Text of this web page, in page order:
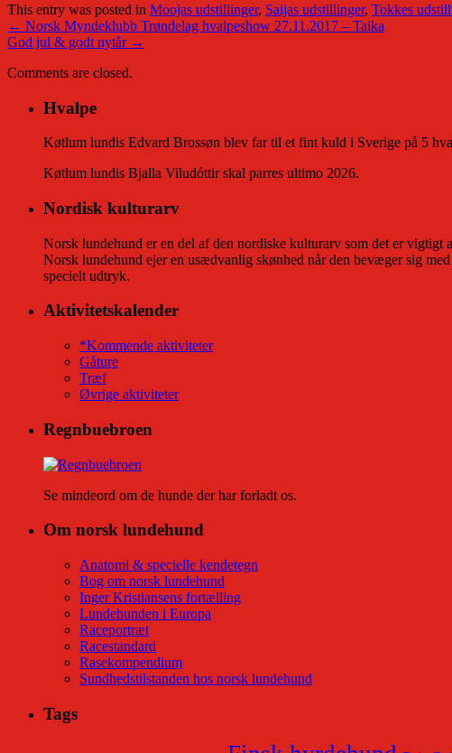
This entry was posted in Moojas udstillinger, Saijas udstillinger, Tokkes
← Norsk Myndeklubb Trøndelag hvalpeshow 27.11.2017 – Taika
God jul & godt nytår →
Comments are closed.
Hvalpe
Køtlum lundis Edvard Brossøn blev far til et fint kuld i Sverige på 5
Køtlum lundis Bjalla Viludóttir skal parres ultimo 2026.
Nordisk kulturarv
Norsk lundehund er en del af den nordiske kulturarv som det er vigtigt
Norsk lundehund ejer en usædvanlig skønhed når den bevæger sig
specielt udtryk.
Aktivitetskalender
*Kommende aktiviteter
Gåture
Træf
Øvrige aktiviteter
Regnbuebroen
Se mindeord om de hunde der har forladt os.
Om norsk lundehund
Anatomi & specielle kendetegn
Bog om norsk lundehund
Inger Kristiansens fortælling
Lundehunden i Europa
Raceportræt
Racestandard
Rasekompendium
Sundhedstilstanden hos norsk lundehund
Tags